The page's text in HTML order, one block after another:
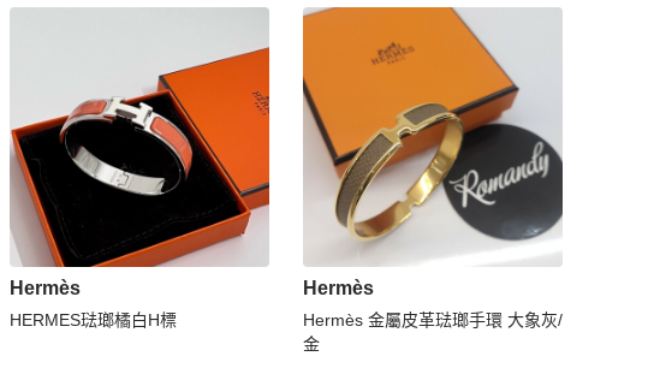
Hermès
HERMES琺瑯橘白H標
Hermès
Hermès 金屬皮革琺瑯手環 大象灰/
金